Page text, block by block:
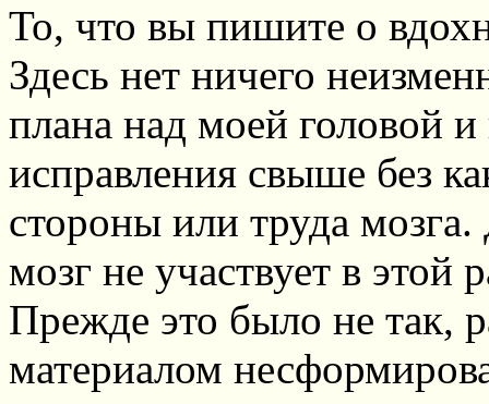
То, что вы пишите о
Здесь нет ничего
плана над моей головой
исправления свыше без
стороны или труда
мозг не участвует в этой
Прежде это было не так,
материалом